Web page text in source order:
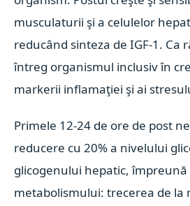
musculaturii şi a celulelor
reducând sinteza de IGF-1. Ca
întreg organismul inclusiv în
markerii inflamaţiei şi ai
Primele 12-24 de ore de post
reducere cu 20% a nivelului
glicogenului hepatic, împreună
metabolismului: trecerea de la